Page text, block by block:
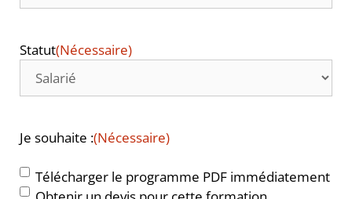
Statut(Nécessaire)
Je souhaite :(Nécessaire)
Télécharger le programme PDF immédiatement